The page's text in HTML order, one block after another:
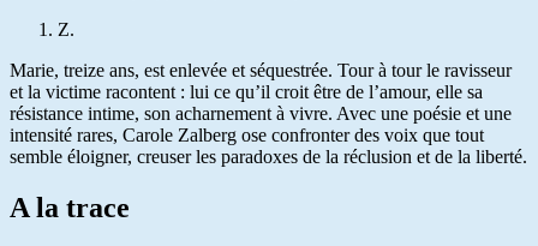
Z.
Marie, treize ans, est enlevée et séquestrée. Tour à tour le ravisseur
et la victime racontent : lui ce qu’il croit être de l’amour, elle sa
résistance intime, son acharnement à vivre. Avec une poésie et une
intensité rares, Carole Zalberg ose confronter des voix que tout
semble éloigner, creuser les paradoxes de la réclusion et de la liberté.
A la trace